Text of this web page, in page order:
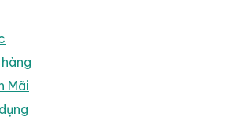
Mãi